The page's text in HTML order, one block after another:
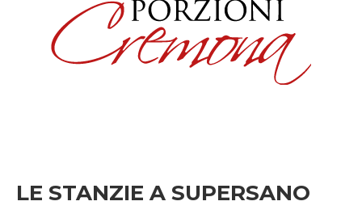
LE STANZIE A SUPERSANO